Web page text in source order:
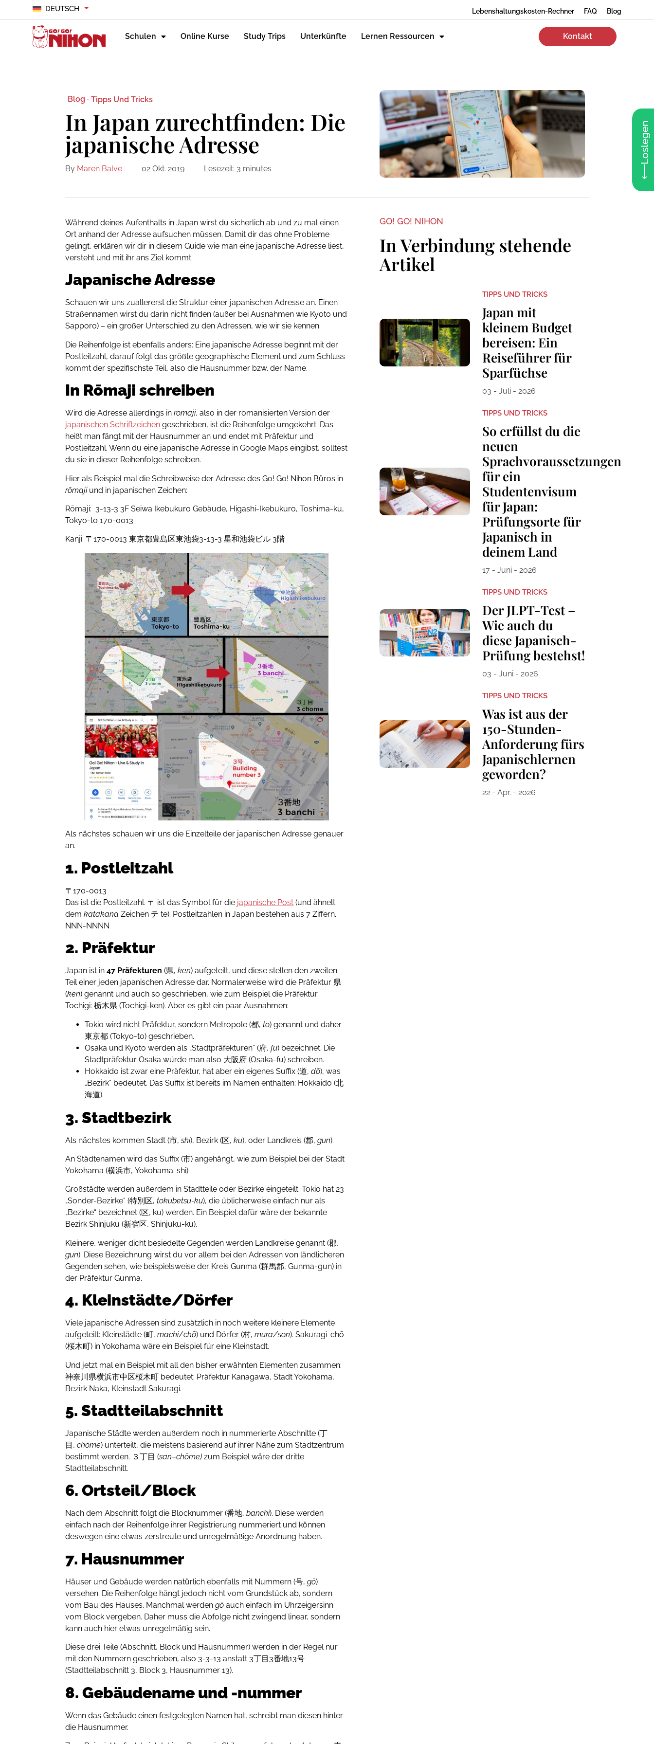
DEUTSCH Lebenshaltungskosten-Rechner FAQ Blog
Schulen Online Kurse Study Trips Unterkünfte Lernen Ressourcen Kontakt
Loslegen
Blog · Tipps Und Tricks
In Japan zurechtfinden: Die
japanische Adresse
By Maren Balve 02 Okt. 2019 Lesezeit: 3 minutes
Während deines Aufenthalts in Japan wirst du sicherlich ab und zu mal einen
Ort anhand der Adresse aufsuchen müssen. Damit dir das ohne Probleme
gelingt, erklären wir dir in diesem Guide wie man eine japanische Adresse liest,
versteht und mit ihr ans Ziel kommt.
Japanische Adresse
Schauen wir uns zuallererst die Struktur einer japanischen Adresse an. Einen
Straßennamen wirst du darin nicht finden (außer bei Ausnahmen wie Kyoto und
Sapporo) – ein großer Unterschied zu den Adressen, wie wir sie kennen.
Die Reihenfolge ist ebenfalls anders: Eine japanische Adresse beginnt mit der
Postleitzahl, darauf folgt das größte geographische Element und zum Schluss
kommt der spezifischste Teil, also die Hausnummer bzw. der Name.
In Rōmaji schreiben
Wird die Adresse allerdings inrōmaji, also in der romanisierten Version der
japanischen Schriftzeichen geschrieben, ist die Reihenfolge umgekehrt. Das
heißt man fängt mit der Hausnummer an und endet mit Präfektur und
Postleitzahl. Wenn du eine japanische Adresse in Google Maps eingibst, solltest
du sie in dieser Reihenfolge schreiben.
Hier als Beispiel mal die Schreibweise der Adresse des Go! Go! Nihon Büros in
rōmajiund in japanischen Zeichen:
Rōmaji: 3-13-3 3F Seiwa Ikebukuro Gebäude, Higashi-Ikebukuro, Toshima-ku,
Tokyo-to 170-0013
Kanji: 〒170-0013 東京都豊島区東池袋3-13-3 星和池袋ビル 3階
Als nächstes schauen wir uns die Einzelteile der japanischen Adresse genauer
an.
1. Postleitzahl
〒170-0013
Das ist die Postleitzahl. 〒 ist das Symbol für die japanische Post (und ähnelt
demkatakanaZeichen テ te). Postleitzahlen in Japan bestehen aus 7 Ziffern.
NNN-NNNN
2. Präfektur
Japan ist in47 Präfekturen (県,ken) aufgeteilt, und diese stellen den zweiten
Teil einer jeden japanischen Adresse dar. Normalerweise wird die Präfektur 県
(ken) genannt und auch so geschrieben, wie zum Beispiel die Präfektur
Tochigi: 栃木県 (Tochigi-ken). Aber es gibt ein paar Ausnahmen:
Tokio wird nicht Präfektur, sondern Metropole (都,to) genannt und daher
東京都 (Tokyo-to) geschrieben.
Osaka und Kyoto werden als „Stadtpräfekturen“ (府, fu) bezeichnet. Die
Stadtpräfektur Osaka würde man also 大阪府 (Osaka-fu) schreiben.
Hokkaido ist zwar eine Präfektur, hat aber ein eigenes Suffix (道,dō), was
„Bezirk“ bedeutet. Das Suffix ist bereits im Namen enthalten: Hokkaido (北
海道).
3. Stadtbezirk
Als nächstes kommen Stadt (市,shi), Bezirk (区,ku), oder Landkreis (郡,gun).
An Städtenamen wird das Suffix (市) angehängt, wie zum Beispiel bei der Stadt
Yokohama (横浜市, Yokohama-shi).
Großstädte werden außerdem in Stadtteile oder Bezirke eingeteilt. Tokio hat 23
„Sonder-Bezirke“ (特別区,tokubetsu-ku), die üblicherweise einfach nur als
„Bezirke“ bezeichnet (区, ku) werden. Ein Beispiel dafür wäre der bekannte
Bezirk Shinjuku (新宿区, Shinjuku-ku).
Kleinere, weniger dicht besiedelte Gegenden werden Landkreise genannt (郡,
gun). Diese Bezeichnung wirst du vor allem bei den Adressen von ländlicheren
Gegenden sehen, wie beispielsweise der Kreis Gunma (群馬郡, Gunma-gun) in
der Präfektur Gunma.
4. Kleinstädte/Dörfer
Viele japanische Adressen sind zusätzlich in noch weitere kleinere Elemente
aufgeteilt: Kleinstädte (町,machi/chō) und Dörfer (村,mura/son). Sakuragi-chō
(桜木町) in Yokohama wäre ein Beispiel für eine Kleinstadt.
Und jetzt mal ein Beispiel mit all den bisher erwähnten Elementen zusammen:
神奈川県横浜市中区桜木町 bedeutet: Präfektur Kanagawa, Stadt Yokohama,
Bezirk Naka, Kleinstadt Sakuragi.
5. Stadtteilabschnitt
Japanische Städte werden außerdem noch in nummerierte Abschnitte (丁
目,chōme) unterteilt, die meistens basierend auf ihrer Nähe zum Stadtzentrum
bestimmt werden. ３丁目 (san–chōme) zum Beispiel wäre der dritte
Stadtteilabschnitt.
6. Ortsteil/Block
Nach dem Abschnitt folgt die Blocknummer (番地,banchi). Diese werden
einfach nach der Reihenfolge ihrer Registrierung nummeriert und können
deswegen eine etwas zerstreute und unregelmäßige Anordnung haben.
7. Hausnummer
Häuser und Gebäude werden natürlich ebenfalls mit Nummern (号,gō)
versehen. Die Reihenfolge hängt jedoch nicht vom Grundstück ab, sondern
vom Bau des Hauses. Manchmal werdengōauch einfach im Uhrzeigersinn
vom Block vergeben. Daher muss die Abfolge nicht zwingend linear, sondern
kann auch hier etwas unregelmäßig sein.
Diese drei Teile (Abschnitt, Block und Hausnummer) werden in der Regel nur
mit den Nummern geschrieben, also 3-3-13 anstatt 3丁目3番地13号
(Stadtteilabschnitt 3, Block 3, Hausnummer 13).
8. Gebäudename und -nummer
Wenn das Gebäude einen festgelegten Namen hat, schreibt man diesen hinter
die Hausnummer.
GO! GO! NIHON
In Verbindung stehende
Artikel
TIPPS UND TRICKS
Japan mit
kleinem Budget
bereisen: Ein
Reiseführer für
Sparfüchse
03 - Juli - 2026
TIPPS UND TRICKS
So erfüllst du die
neuen
Sprachvoraussetzungen
für ein
Studentenvisum
für Japan:
Prüfungsorte für
Japanisch in
deinem Land
17 - Juni - 2026
TIPPS UND TRICKS
Der JLPT-Test –
Wie auch du
diese Japanisch-
Prüfung bestehst!
03 - Juni - 2026
TIPPS UND TRICKS
Was ist aus der
150-Stunden-
Anforderung fürs
Japanischlernen
geworden?
22 - Apr. - 2026